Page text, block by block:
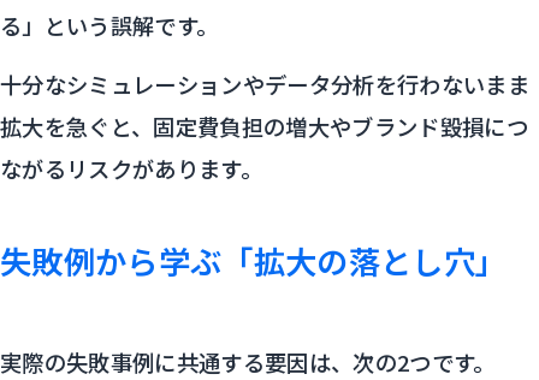
る」という誤解です。
十分なシミュレーションやデータ分析を行わないまま
拡大を急ぐと、固定費負担の増大やブランド毀損につ
ながるリスクがあります。
失敗例から学ぶ「拡大の落とし穴」
実際の失敗事例に共通する要因は、次の2つです。